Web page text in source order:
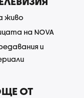
живо
на NOVA
и
ОТ